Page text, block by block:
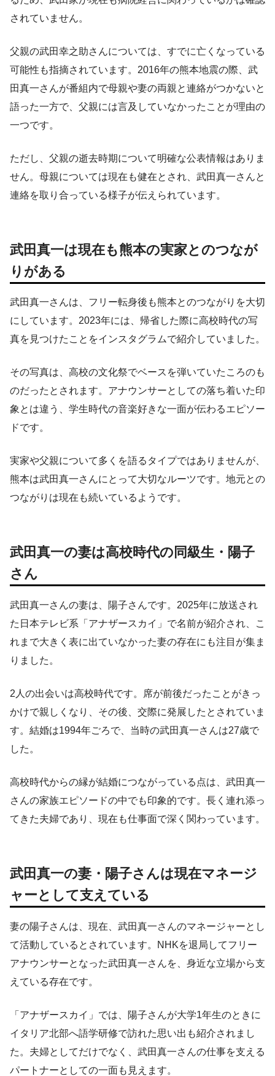
されていません。
父親の武田幸之助さんについては、すでに亡くなっている
可能性も指摘されています。2016年の熊本地震の際、武
田真一さんが番組内で母親や妻の両親と連絡がつかないと
語った一方で、父親には言及していなかったことが理由の
一つです。
ただし、父親の逝去時期について明確な公表情報はありま
せん。母親については現在も健在とされ、武田真一さんと
連絡を取り合っている様子が伝えられています。
武田真一は現在も熊本の実家とのつなが
りがある
武田真一さんは、フリー転身後も熊本とのつながりを大切
にしています。2023年には、帰省した際に高校時代の写
真を見つけたことをインスタグラムで紹介していました。
その写真は、高校の文化祭でベースを弾いていたころのも
のだったとされます。アナウンサーとしての落ち着いた印
象とは違う、学生時代の音楽好きな一面が伝わるエピソー
ドです。
実家や父親について多くを語るタイプではありませんが、
熊本は武田真一さんにとって大切なルーツです。地元との
つながりは現在も続いているようです。
武田真一の妻は高校時代の同級生・陽子
さん
武田真一さんの妻は、陽子さんです。2025年に放送され
た日本テレビ系「アナザースカイ」で名前が紹介され、こ
れまで大きく表に出ていなかった妻の存在にも注目が集ま
りました。
2人の出会いは高校時代です。席が前後だったことがきっ
かけで親しくなり、その後、交際に発展したとされていま
す。結婚は1994年ごろで、当時の武田真一さんは27歳で
した。
高校時代からの縁が結婚につながっている点は、武田真一
さんの家族エピソードの中でも印象的です。長く連れ添っ
てきた夫婦であり、現在も仕事面で深く関わっています。
武田真一の妻・陽子さんは現在マネージ
ャーとして支えている
妻の陽子さんは、現在、武田真一さんのマネージャーとし
て活動しているとされています。NHKを退局してフリー
アナウンサーとなった武田真一さんを、身近な立場から支
えている存在です。
「アナザースカイ」では、陽子さんが大学1年生のときに
イタリア北部へ語学研修で訪れた思い出も紹介されまし
た。夫婦としてだけでなく、武田真一さんの仕事を支える
パートナーとしての一面も見えます。